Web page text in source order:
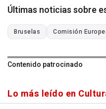
Últimas noticias sobre
Bruselas Comisión
Contenido patrocinado
Lo más leído en